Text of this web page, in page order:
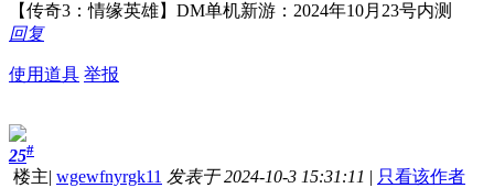
【传奇3：情缘英雄】DM单机新游：2024年10月23号内测
回复
使用道具 举报
25#
楼主| wgewfnyrgk11 发表于 2024-10-3 15:31:11 | 只看该作者